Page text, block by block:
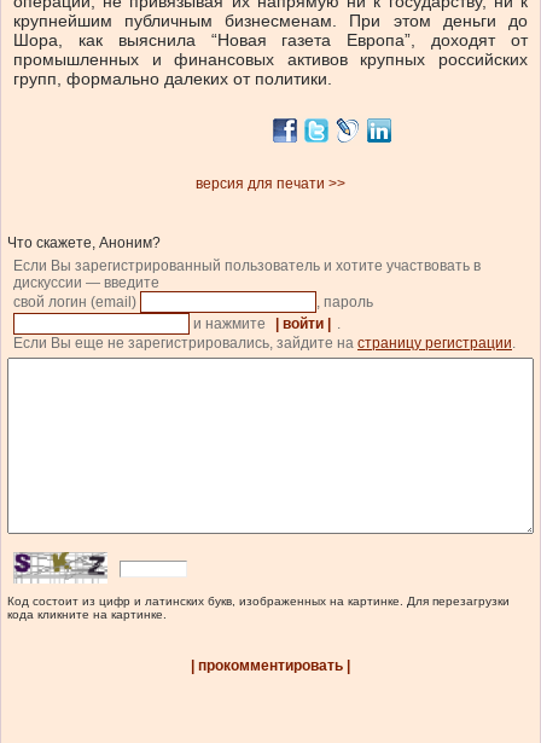
крупнейшим публичным бизнесменам. При этом деньги до
Шора, как выяснила “Новая газета Европа”, доходят от
промышленных и финансовых активов крупных российских
групп, формально далеких от политики.
версия для печати >>
Что скажете, Аноним?
Если Вы зарегистрированный пользователь и хотите участвовать в
дискуссии — введите
свой логин (email)
, пароль
и нажмите
| войти |
.
Если Вы еще не зарегистрировались, зайдите на страницу регистрации.
Код состоит из цифр и латинских букв, изображенных на картинке. Для перезагрузки
кода кликните на картинке.
| прокомментировать |